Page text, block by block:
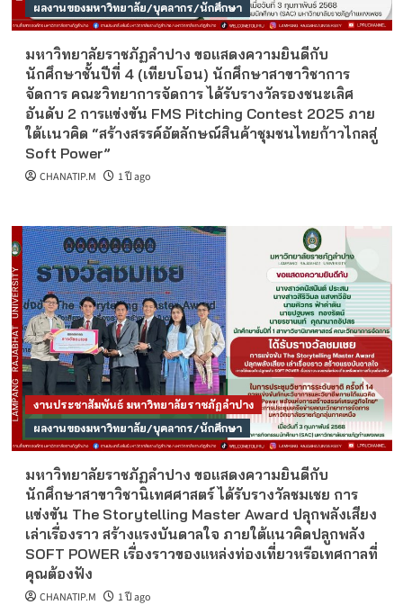
ผลงานของมหาวิทยาลัย/บุคลากร/นักศึกษา
มหาวิทยาลัยราชภัฏลำปาง ขอแสดงความยินดีกับ
นักศึกษาชั้นปีที่ 4 (เทียบโอน) นักศึกษาสาขาวิชาการ
จัดการ คณะวิทยาการจัดการ ได้รับรางวัลรองชนะเลิศ
อันดับ 2 การแข่งขัน FMS Pitching Contest 2025 ภาย
ใต้เเนวคิด “สร้างสรรค์อัตลักษณ์สินค้าชุมชนไทยก้าวไกลสู่
Soft Power”
CHANATIP.M 1 ปี ago
งานประชาสัมพันธ์ มหาวิทยาลัยราชภัฏลำปาง
ผลงานของมหาวิทยาลัย/บุคลากร/นักศึกษา
มหาวิทยาลัยราชภัฏลำปาง ขอแสดงความยินดีกับ
นักศึกษาสาขาวิชานิเทศศาสตร์ ได้รับรางวัลชมเชย การ
แข่งขัน The Storytelling Master Award ปลุกพลังเสียง
เล่าเรื่องราว สร้างแรงบันดาลใจ ภายใต้แนวคิดปลูกพลัง
SOFT POWER เรื่องราวของแหล่งท่องเที่ยวหรือเทศกาลที่
คุณต้องฟัง
CHANATIP.M 1 ปี ago